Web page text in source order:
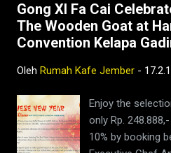
Gong XI Fa Cai
The Wooden Goat at
Convention Kelapa
Oleh Rumah Kafe Jember -
Enjoy the
only Rp.
10% by booking